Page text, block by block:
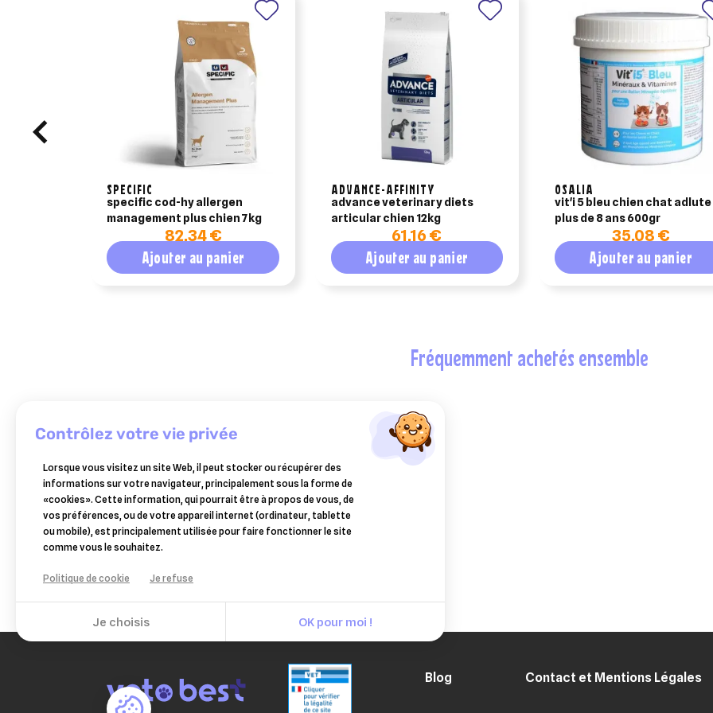
SPECIFIC
specific cod-hy allergen
management plus chien 7kg
82,34 €
Ajouter au panier
ADVANCE-AFFINITY
advance veterinary diets
articular chien 12kg
61,16 €
Ajouter au panier
OSALIA
vit'i 5 bleu chien chat adlute
plus de 8 ans 600gr
35,08 €
Ajouter au panier
fréquemment achetés ensemble
SANTE
ANIMALE
douxo
s3
seborrhée
shampooing
200ml
15,88 €
Ajouter au panier
otolane
hygiène
des
oreilles
135
ml
11,18 €
Ajouter au panier
Blog Contact et Mentions Légales
contrôlez votre vie privée
Lorsque vous visitez un site Web, il peut stocker ou récupérer des
informations sur votre navigateur, principalement sous la forme de
«cookies». Cette information, qui pourrait être à propos de vous, de
vos préférences, ou de votre appareil internet (ordinateur, tablette
ou mobile), est principalement utilisée pour faire fonctionner le site
comme vous le souhaitez.
Politique de cookie Je refuse
Je choisis OK pour moi !